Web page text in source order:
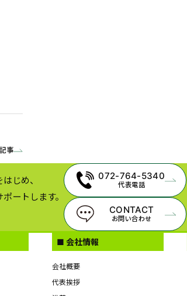
事
じめ、
ートします。
072-764-5340
代表電話
CONTACT
お問い合わせ
■ 会社情報
会社概要
代表挨拶